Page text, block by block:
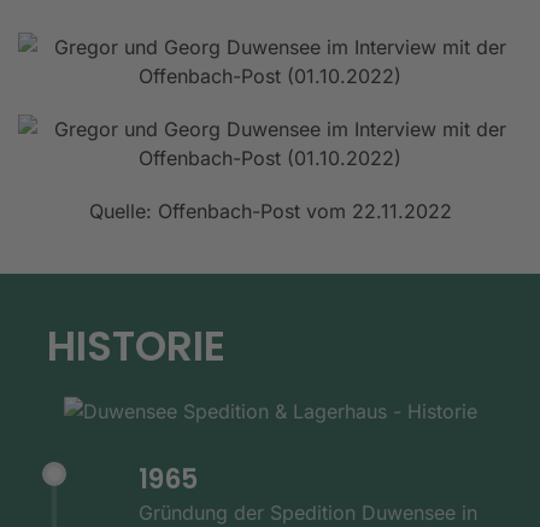
Quelle: Offenbach-Post vom 22.11.2022
HISTORIE
1965
Gründung der Spedition Duwensee in